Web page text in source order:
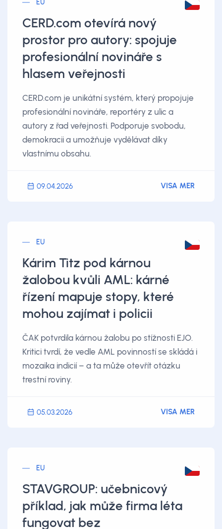
EU
CERD.com otevírá nový
prostor pro autory: spojuje
profesionální novináře s
hlasem veřejnosti
CERD.com je unikátní systém, který propojuje
profesionální novináře, reportéry z ulic a
autory z řad veřejnosti. Podporuje svobodu,
demokracii a umožňuje vydělávat díky
vlastnímu obsahu.
09.04.2026 VISA MER
EU
Kárim Titz pod kárnou
žalobou kvůli AML: kárné
řízení mapuje stopy, které
mohou zajímat i policii
ČAK potvrdila kárnou žalobu po stížnosti EJO.
Kritici tvrdí, že vedle AML povinností se skládá i
mozaika indicií – a ta může otevřít otázku
trestní roviny.
05.03.2026 VISA MER
EU
STAVGROUP: učebnicový
příklad, jak může firma léta
fungovat bez